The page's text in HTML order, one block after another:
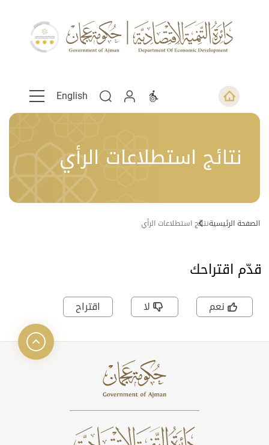
English
نتائج استطلاعات الرأي
الصفحة الرئيسيةنتائج استطلاعات الرأي
قدّم اقتراحك
نعم لا اقتراح